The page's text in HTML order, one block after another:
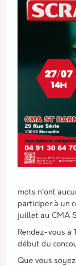
mots n'ont
participer à un
juillet au CMA
Rendez-vous à
début du
Que vous